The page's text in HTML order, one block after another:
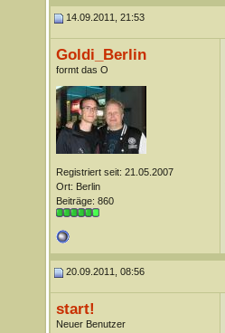
14.09.2011, 21:53
Goldi_Berlin
formt das O
Registriert seit: 21.05.2007
Ort: Berlin
Beiträge: 860
20.09.2011, 08:56
start!
Neuer Benutzer